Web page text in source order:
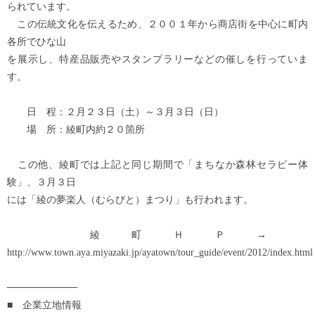
られています。
この伝統文化を伝えるため、２００１年から商店街を中心に町内
各所でひな山
を展示し、特産品販売やスタンプラリーなどの催しを行っていま
す。
日 程：２月２３日（土）～３月３日（日）
場 所：綾町内約２０箇所
この他、綾町では上記と同じ期間で「まちなか森林セラピー体
験」、３月３日
には「綾の夢楽人（むらびと）まつり」も行われます。
綾町ＨＰ→
http://www.town.aya.miyazaki.jp/ayatown/tour_guide/event/2012/index.html
──────────
■ 企業立地情報